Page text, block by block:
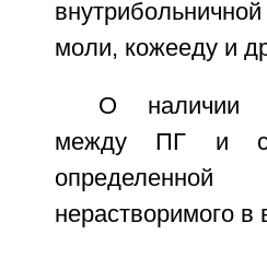
моли, кожееду и
О наличии
между ПГ и
определенной
нерастворимого